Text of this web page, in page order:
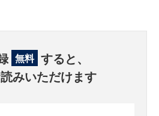
無料 すると、
みいただけます